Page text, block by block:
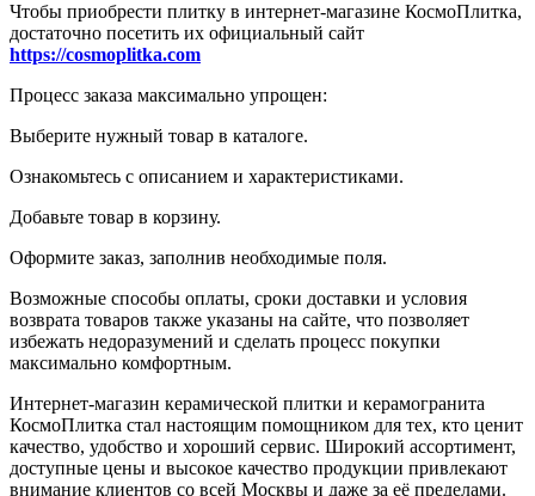
Чтобы приобрести плитку в интернет-магазине КосмоПлитка,
достаточно посетить их официальный сайт
https://cosmoplitka.com
Процесс заказа максимально упрощен:
Выберите нужный товар в каталоге.
Ознакомьтесь с описанием и характеристиками.
Добавьте товар в корзину.
Оформите заказ, заполнив необходимые поля.
Возможные способы оплаты, сроки доставки и условия
возврата товаров также указаны на сайте, что позволяет
избежать недоразумений и сделать процесс покупки
максимально комфортным.
Интернет-магазин керамической плитки и керамогранита
КосмоПлитка стал настоящим помощником для тех, кто ценит
качество, удобство и хороший сервис. Широкий ассортимент,
доступные цены и высокое качество продукции привлекают
внимание клиентов со всей Москвы и даже за её пределами.